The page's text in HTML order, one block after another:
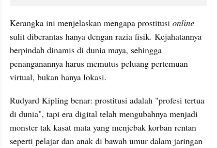
Kerangka ini menjelaskan mengapa prostitusi online
sulit diberantas hanya dengan razia fisik. Kejahatannya
berpindah dinamis di dunia maya, sehingga
penanganannya harus memutus peluang pertemuan
virtual, bukan hanya lokasi.
Rudyard Kipling benar: prostitusi adalah "profesi tertua
di dunia", tapi era digital telah mengubahnya menjadi
monster tak kasat mata yang menjebak korban rentan
seperti pelajar dan anak di bawah umur dalam jaringan